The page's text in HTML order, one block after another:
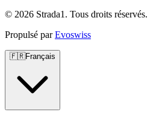
© 2026 Strada1. Tous droits réservés.
Propulsé par Evoswiss
🇫🇷Français